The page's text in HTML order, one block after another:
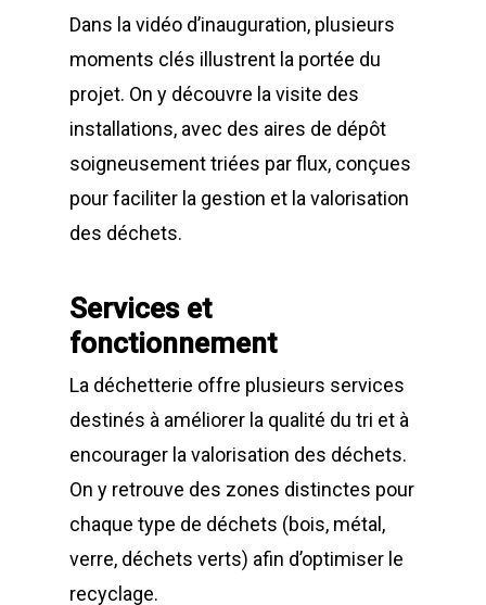
Dans la vidéo d’inauguration, plusieurs
moments clés illustrent la portée du
projet. On y découvre la visite des
installations, avec des aires de dépôt
soigneusement triées par flux, conçues
pour faciliter la gestion et la valorisation
des déchets.
Services et
fonctionnement
La déchetterie offre plusieurs services
destinés à améliorer la qualité du tri et à
encourager la valorisation des déchets.
On y retrouve des zones distinctes pour
chaque type de déchets (bois, métal,
verre, déchets verts) afin d’optimiser le
recyclage.